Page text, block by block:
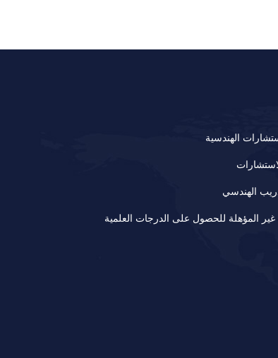
الهندسية
الهندسي
غير المؤهلة للحصول على الدرجات العلمية